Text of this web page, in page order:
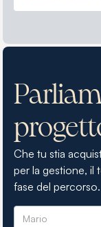
Che tu stia
per la gestione, il
fase del percorso.